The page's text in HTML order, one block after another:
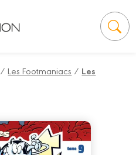
/Les Footmaniacs / Les